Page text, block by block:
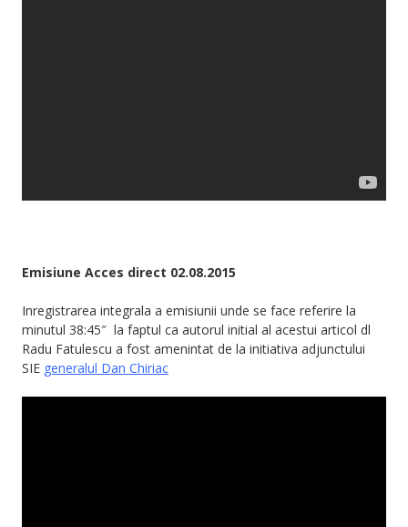
Emisiune Acces direct 02.08.2015
Inregistrarea integrala a emisiunii unde se face referire la
minutul 38:45″ la faptul ca autorul initial al acestui articol dl
Radu Fatulescu a fost amenintat de la initiativa adjunctului
SIE generalul Dan Chiriac